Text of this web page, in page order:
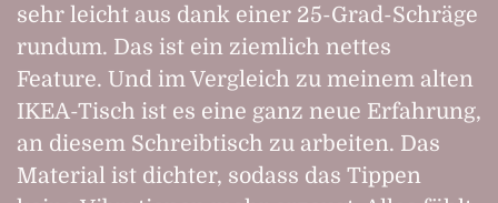
sehr leicht aus dank einer 25-Grad-Schräge
rundum. Das ist ein ziemlich nettes
Feature. Und im Vergleich zu meinem alten
IKEA-Tisch ist es eine ganz neue Erfahrung,
an diesem Schreibtisch zu arbeiten. Das
Material ist dichter, sodass das Tippen